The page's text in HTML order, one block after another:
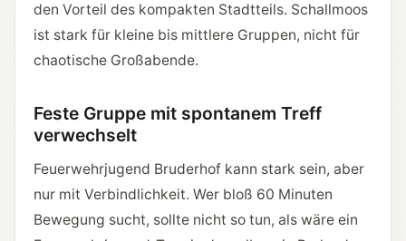
den Vorteil des kompakten Stadtteils. Schallmoos
ist stark für kleine bis mittlere Gruppen, nicht für
chaotische Großabende.
Feste Gruppe mit spontanem Treff
verwechselt
Feuerwehrjugend Bruderhof kann stark sein, aber
nur mit Verbindlichkeit. Wer bloß 60 Minuten
Bewegung sucht, sollte nicht so tun, als wäre ein